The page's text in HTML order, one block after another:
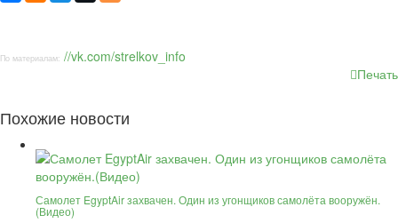
По материалам: //vk.com/strelkov_info
Печать
Похожие новости
Самолет EgyptAir захвачен. Один из угонщиков самолёта вооружён.
(Видео)